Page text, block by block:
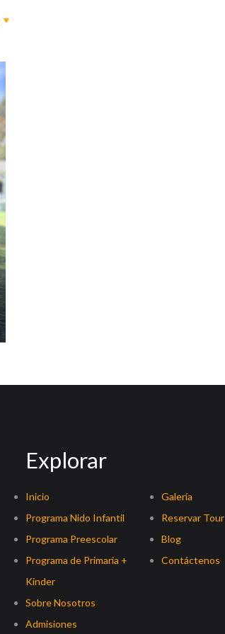
Explorar
Inicio
Programa Nido Infantil
Programa Preescolar
Programa de Primaria +
Kinder
Sobre Nosotros
Admisiones
Galería
Reservar Tour
Blog
Contáctenos